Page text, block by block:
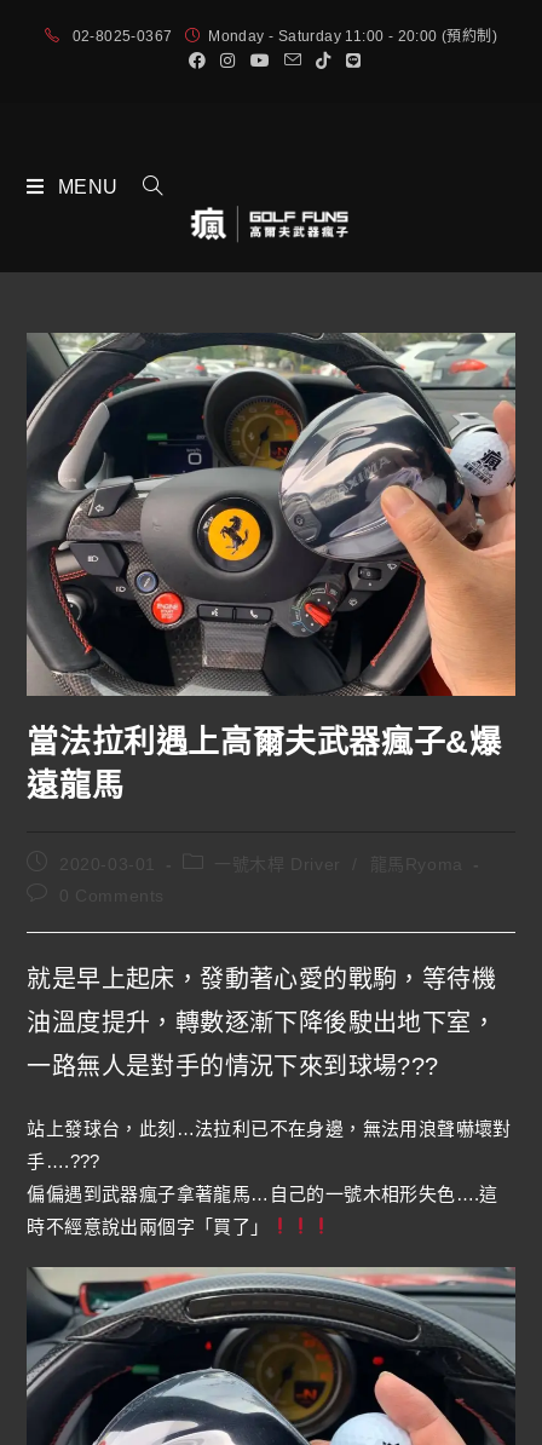
02-8025-0367 Monday - Saturday 11:00 - 20:00 (預約制)
MENU
當法拉利遇上高爾夫武器瘋子&爆
遠龍馬
2020-03-01
龍馬Ryoma
就是早上起床，發動著心愛的戰駒，等待機
油溫度提升，轉數逐漸下降後駛出地下室，
一路無人是對手的情況下來到球場???
站上發球台，此刻…法拉利已不在身邊，無法用浪聲嚇壞對
手….???
偏偏遇到武器瘋子拿著龍馬…自己的一號木相形失色….這
時不經意說出兩個字「買了」